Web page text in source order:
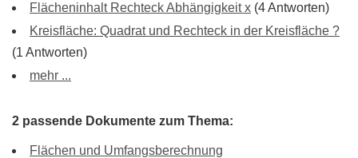
Flächeninhalt Rechteck Abhängigkeit x (4 Antworten)
Kreisfläche: Quadrat und Rechteck in der Kreisfläche ?
(1 Antworten)
mehr ...
2 passende Dokumente zum Thema:
Flächen und Umfangsberechnung